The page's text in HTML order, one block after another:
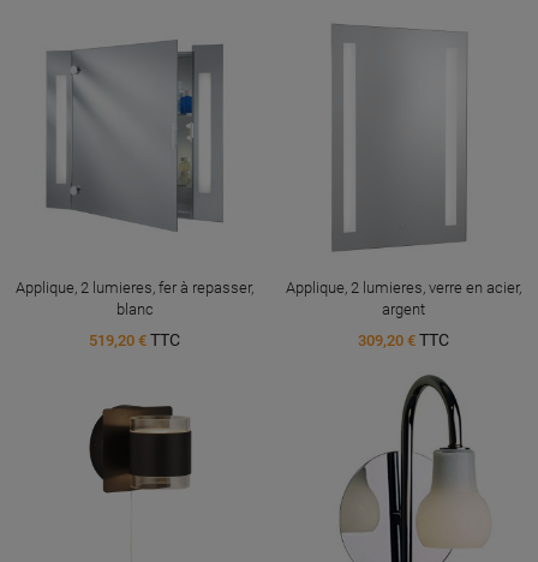
Applique, 2 lumieres, fer à repasser,
blanc
519,20 € TTC
Applique, 2 lumieres, verre en acier,
argent
309,20 € TTC